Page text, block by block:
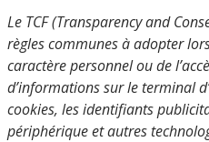
Le TCF (Transparency and
règles communes à adopter
caractère personnel ou de
d’informations sur le terminal
cookies, les identifiants
périphérique et autres